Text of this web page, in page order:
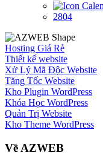
2804
Hosting Giá Rẻ
Thiết kế website
Xử Lý Mã Độc Website
Tăng Tốc Website
Kho Plugin WordPress
Khóa Học WordPress
Quản Trị Website
Kho Theme WordPress
Về AZWEB